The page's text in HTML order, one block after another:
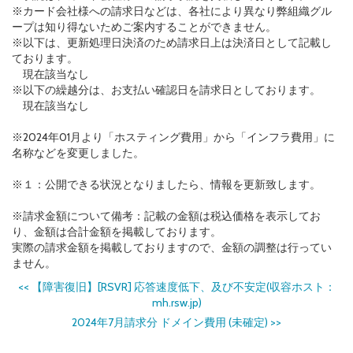
※カード会社様への請求日などは、各社により異なり弊組織グル
ープは知り得ないためご案内することができません。
※以下は、更新処理日決済のため請求日上は決済日として記載し
ております。
現在該当なし
※以下の繰越分は、お支払い確認日を請求日としております。
現在該当なし
※2024年01月より「ホスティング費用」から「インフラ費用」に
名称などを変更しました。
※１：公開できる状況となりましたら、情報を更新致します。
※請求金額について備考：記載の金額は税込価格を表示してお
り、金額は合計金額を掲載しております。
実際の請求金額を掲載しておりますので、金額の調整は行ってい
ません。
<<
【障害復旧】[RSVR] 応答速度低下、及び不安定(収容ホスト：
mh.rsw.jp)
2024年7月請求分 ドメイン費用 (未確定) >>